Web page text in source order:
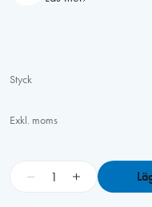
Styck
Exkl. moms
+